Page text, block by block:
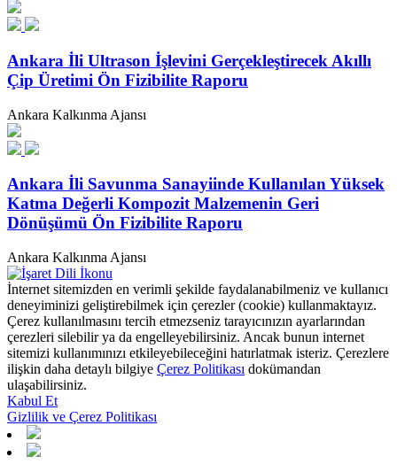
Ankara İli Ultrason İşlevini Gerçekleştirecek Akıllı
Çip Üretimi Ön Fizibilite Raporu
Ankara Kalkınma Ajansı
Ankara İli Savunma Sanayiinde Kullanılan Yüksek
Katma Değerli Kompozit Malzemenin Geri
Dönüşümü Ön Fizibilite Raporu
Ankara Kalkınma Ajansı
İnternet sitemizden en verimli şekilde faydalanabilmeniz ve kullanıcı
deneyiminizi geliştirebilmek için çerezler (cookie) kullanmaktayız.
Çerez kullanılmasını tercih etmezseniz tarayıcınızın ayarlarından
çerezleri silebilir ya da engelleyebilirsiniz. Ancak bunun internet
sitemizi kullanımınızı etkileyebileceğini hatırlatmak isteriz. Çerezlere
ilişkin daha detaylı bilgiye Çerez Politikası dokümandan
ulaşabilirsiniz.
Kabul Et
Gizlilik ve Çerez Politikası